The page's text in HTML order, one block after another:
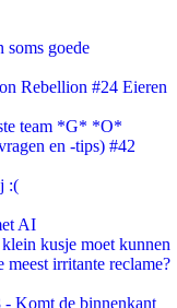
goede
Rebellion #24 Eieren
team *G* *O*
en -tips) #42
:(
AI
kusje moet kunnen
irritante reclame?
- Komt de binnenkant